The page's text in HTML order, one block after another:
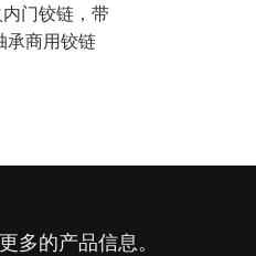
门铰链，带
承商用铰链
多的产品信息。